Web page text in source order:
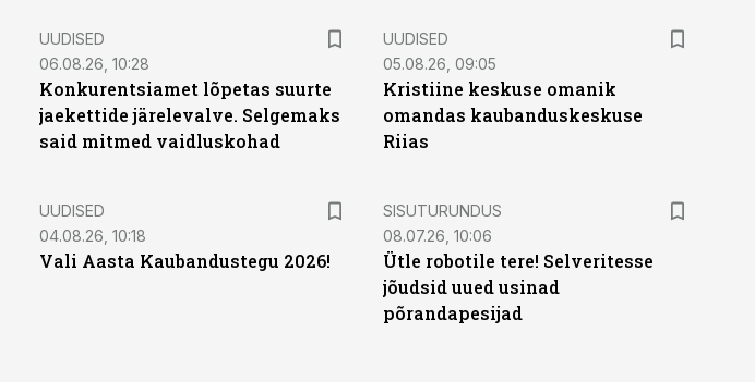
UUDISED
06.08.26, 10:28
Konkurentsiamet lõpetas suurte
jaekettide järelevalve. Selgemaks
said mitmed vaidluskohad
UUDISED
05.08.26, 09:05
Kristiine keskuse omanik
omandas kaubanduskeskuse
Riias
UUDISED
04.08.26, 10:18
Vali Aasta Kaubandustegu 2026!
ST
SISUTURUNDUS
08.07.26, 10:06
Ütle robotile tere! Selveritesse
jõudsid uued usinad
põrandapesijad